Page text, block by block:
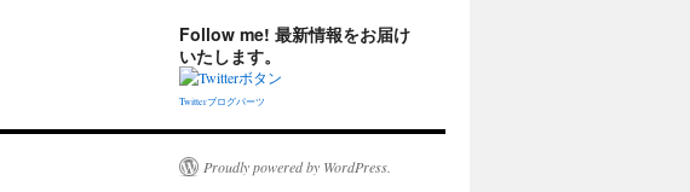
Follow me! 最新情報をお届け
いたします。
Twitterブログパーツ
Proudly powered by WordPress.